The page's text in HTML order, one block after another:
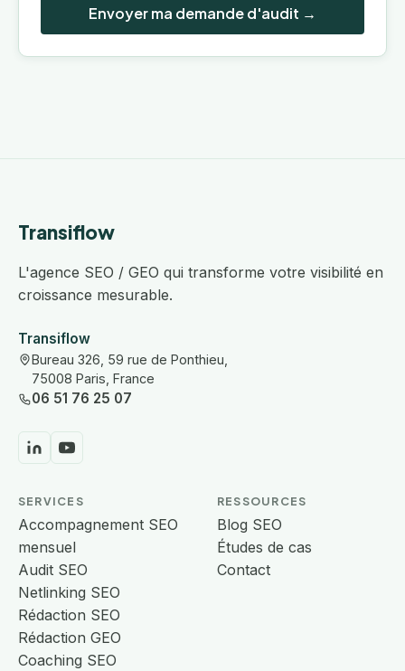
Envoyer ma demande d'audit →
Transiflow
L'agence SEO / GEO qui transforme votre visibilité en
croissance mesurable.
Transiflow
Bureau 326, 59 rue de Ponthieu,
75008 Paris, France
06 51 76 25 07
SERVICES
Accompagnement SEO
mensuel
Audit SEO
Netlinking SEO
Rédaction SEO
Rédaction GEO
Coaching SEO
RESSOURCES
Blog SEO
Études de cas
Contact